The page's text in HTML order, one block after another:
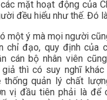
mặt hoạt động của
đều hiểu như thế. Đó
một ý mà mọi người
chỉ đạo, quy định của
cán bộ nhân viên
thì có suy nghĩ
thống quản lý chất
vị đầu tiên phải là để